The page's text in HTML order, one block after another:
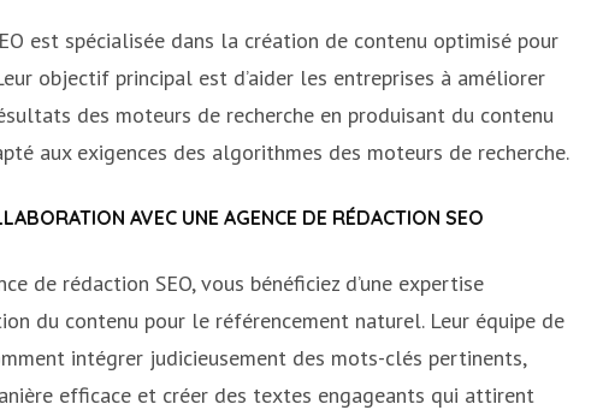
est spécialisée dans la création de contenu optimisé pour
objectif principal est d’aider les entreprises à améliorer
des moteurs de recherche en produisant du contenu
aux exigences des algorithmes des moteurs de recherche.
AVEC UNE AGENCE DE RÉDACTION SEO
de rédaction SEO, vous bénéficiez d’une expertise
du contenu pour le référencement naturel. Leur équipe de
intégrer judicieusement des mots-clés pertinents,
efficace et créer des textes engageants qui attirent